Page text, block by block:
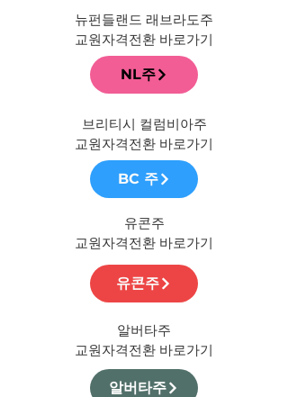
​뉴펀들랜드 래브라도주
​교원자격전환 바로가기
NL주
브리티시 컬럼비아주​
​교원자격전환 바로가기
BC 주
유콘주​
​교원자격전환 바로가기
유콘주
알버타주​
​교원자격전환 바로가기
알버타주